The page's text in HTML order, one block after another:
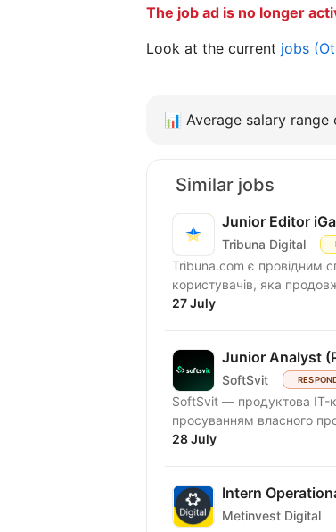
The job ad is no longer
Look at the current jobs
📊 Average salary
Similar jobs
Junior Editor
Tribuna Digital
Tribuna.com є провідним
користувачів, яка
27 July
Junior Analyst
SoftSvit
SoftSvit — продуктова IT-
просуванням власного
28 July
Intern
Metinvest Digital